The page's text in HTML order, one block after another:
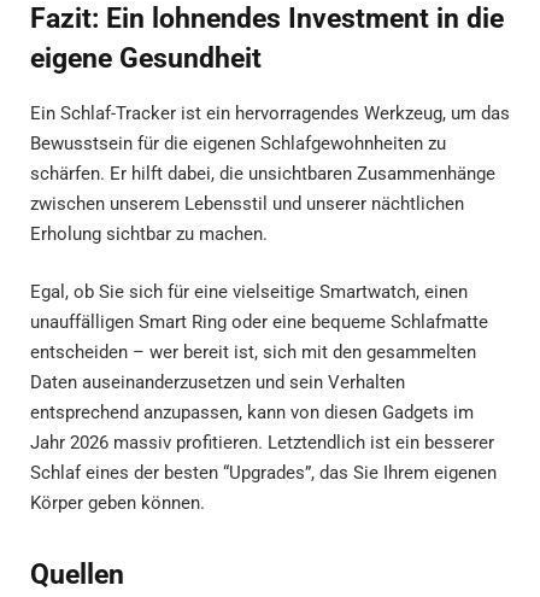
Fazit: Ein lohnendes Investment in die
eigene Gesundheit
Ein Schlaf-Tracker ist ein hervorragendes Werkzeug, um das
Bewusstsein für die eigenen Schlafgewohnheiten zu
schärfen. Er hilft dabei, die unsichtbaren Zusammenhänge
zwischen unserem Lebensstil und unserer nächtlichen
Erholung sichtbar zu machen.
Egal, ob Sie sich für eine vielseitige Smartwatch, einen
unauffälligen Smart Ring oder eine bequeme Schlafmatte
entscheiden – wer bereit ist, sich mit den gesammelten
Daten auseinanderzusetzen und sein Verhalten
entsprechend anzupassen, kann von diesen Gadgets im
Jahr 2026 massiv profitieren. Letztendlich ist ein besserer
Schlaf eines der besten “Upgrades”, das Sie Ihrem eigenen
Körper geben können.
Quellen